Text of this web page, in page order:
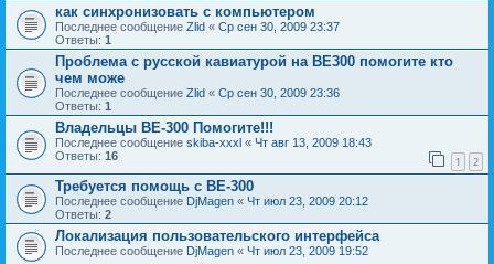
как синхронизовать с компьютером
Последнее сообщение Zlid « Ср сен 30, 2009 23:37
Ответы: 1
Проблема с русской кавиатурой на ВЕ300 помогите кто
чем може
Последнее сообщение Zlid « Ср сен 30, 2009 23:36
Ответы: 1
Владельцы BE-300 Помогите!!!
Последнее сообщение skiba-xxxl « Чт авг 13, 2009 18:43
Ответы: 16 1 2
Требуется помощь с BE-300
Последнее сообщение DjMagen « Чт июл 23, 2009 20:12
Ответы: 2
Локализация пользовательского интерфейса
Последнее сообщение DjMagen « Чт июл 23, 2009 19:52